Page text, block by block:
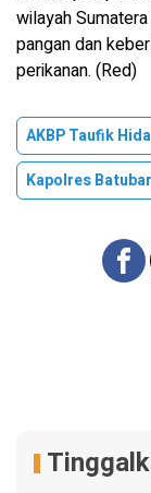
wilayah
pangan dan
perikanan. (Red)
AKBP Taufik
Kapolres